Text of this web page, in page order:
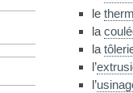
le
la
la
l’
l’